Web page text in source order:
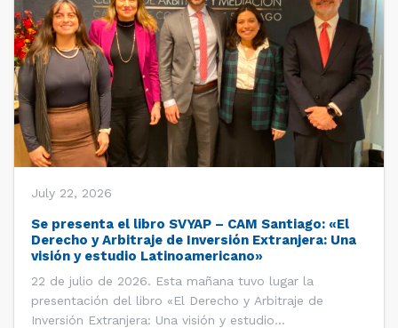
July 22, 2026
Se presenta el libro SVYAP – CAM Santiago: «El
Derecho y Arbitraje de Inversión Extranjera: Una
visión y estudio Latinoamericano»
22 de julio de 2026. Esta mañana tuvo lugar la
presentación del libro «El Derecho y Arbitraje de
Inversión Extranjera: Una visión y estudio